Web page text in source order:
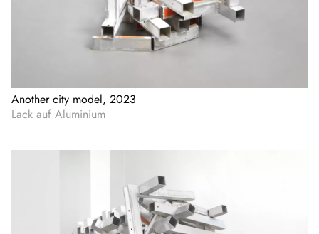
Another city model, 2023
Lack auf Aluminium